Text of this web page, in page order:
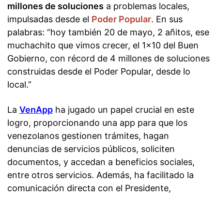
millones de soluciones a problemas locales,
impulsadas desde el Poder Popular. En sus
palabras: “hoy también 20 de mayo, 2 añitos, ese
muchachito que vimos crecer, el 1×10 del Buen
Gobierno, con récord de 4 millones de soluciones
construidas desde el Poder Popular, desde lo
local.”
La VenApp ha jugado un papel crucial en este
logro, proporcionando una app para que los
venezolanos gestionen trámites, hagan
denuncias de servicios públicos, soliciten
documentos, y accedan a beneficios sociales,
entre otros servicios. Además, ha facilitado la
comunicación directa con el Presidente,